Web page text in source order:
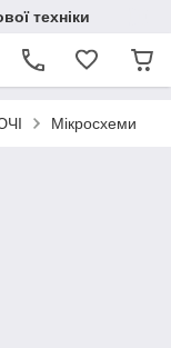
техніки
Мікросхеми